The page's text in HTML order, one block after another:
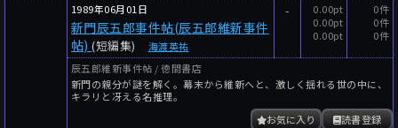
1989年06月01日
新門辰五郎事件帖(辰五郎維新事件
帖) (短編集) 海渡英祐
-
0.00pt
0.00pt
0.00pt
0件
0件
0件
辰五郎維新事件帖 / 徳間書店
新門の親分が謎を解く。幕末から維新へと、激しく揺れる世の中に、
キラリと冴える名推理。
読書登録
お気に入り